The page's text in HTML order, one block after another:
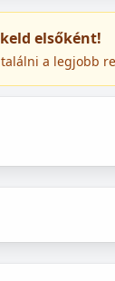
elsőként!
a legjobb